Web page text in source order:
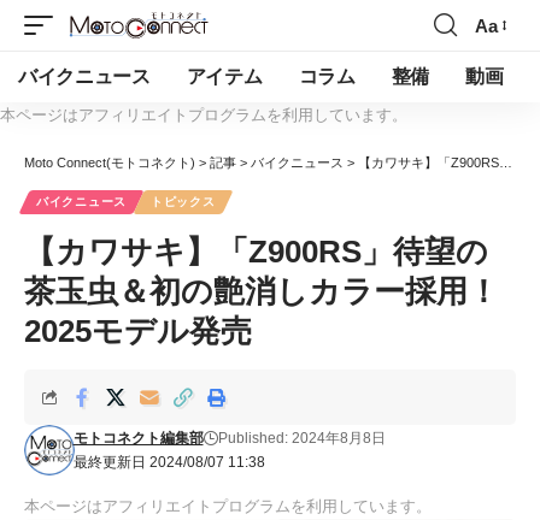
Aa
バイクニュース アイテム コラム 整備 動画
本ページはアフィリエイトプログラムを利用しています。
Moto Connect(モトコネクト) > 記事 > バイクニュース > 【カワサキ】「Z900RS」待望の茶玉虫＆初の艶消しカラー採用！2025モデル発売
バイクニュース トピックス
【カワサキ】「Z900RS」待望の
茶玉虫＆初の艶消しカラー採用！
2025モデル発売
最終更新日 2024/08/07 11:38
モトコネクト編集部 Published: 2024年8月8日
本ページはアフィリエイトプログラムを利用しています。